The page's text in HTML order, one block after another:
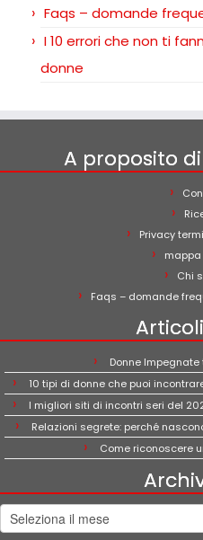
Faqs – domande
I 10 errori che non ti
donne
A proposito
Privacy
Chi
Faqs – domande
Donne
10 tipi di donne che puoi
I migliori siti di incontri seri del
Relazioni segrete: perché
Come riconoscere
Archivio
blog